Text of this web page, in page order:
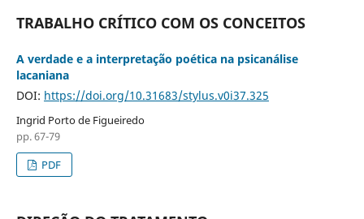
TRABALHO CRÍTICO COM OS CONCEITOS
A verdade e a interpretação poética na psicanálise
lacaniana
DOI: https://doi.org/10.31683/stylus.v0i37.325
Ingrid Porto de Figueiredo
pp. 67-79
PDF